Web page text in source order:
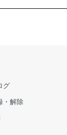
グ
・解除